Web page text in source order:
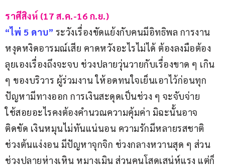
ราศีสิงห์ (17 ส.ค.-16 ก.ย.)
“ไพ่ 5 ดาบ” ระวังเรื่องขัดแย้งกับคนมีอิทธิพล การงาน
หงุดหงิดอารมณ์เสีย คาดหวังอะไรไม่ได้ ต้องลงมือต้อง
ลุยเองเรื่องถึงจะจบ ช่วงปลายวุ่นวายกับเรื่องขาด ๆ เกิน
ๆ ของบริวาร ผู้ร่วมงาน ให้อดทนใจเย็นเอาไว้ก่อนทุก
ปัญหามีทางออก การเงินสะดุดเป็นช่วง ๆ จะจับจ่าย
ใช้สอยอะไรคงต้องคำนวณความคุ้มค่า มิฉะนั้นอาจ
ติดขัด เงินหมุนไม่ทันแน่นอน ความรักมีหลายรสชาติ
ช่วงต้นแง่งอน มีปัญหาจุกจิก ช่วงกลางหวานสุด ๆ ส่วน
ช่วงปลายห่างเหิน หมางเมิน ส่วนคนโสดเสน่ห์แรง แต่ก็